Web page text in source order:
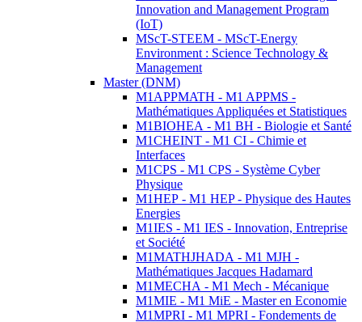
Innovation and Management Program
(IoT)
MScT-STEEM - MScT-Energy
Environment : Science Technology &
Management
Master (DNM)
M1APPMATH - M1 APPMS -
Mathématiques Appliquées et Statistiques
M1BIOHEA - M1 BH - Biologie et Santé
M1CHEINT - M1 CI - Chimie et
Interfaces
M1CPS - M1 CPS - Système Cyber
Physique
M1HEP - M1 HEP - Physique des Hautes
Energies
M1IES - M1 IES - Innovation, Entreprise
et Société
M1MATHJHADA - M1 MJH -
Mathématiques Jacques Hadamard
M1MECHA - M1 Mech - Mécanique
M1MIE - M1 MiE - Master en Economie
M1MPRI - M1 MPRI - Fondements de